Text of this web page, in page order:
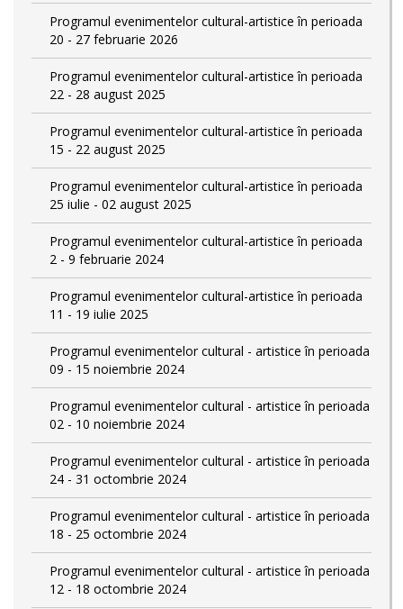
Programul evenimentelor cultural-artistice în perioada
20 - 27 februarie 2026
Programul evenimentelor cultural-artistice în perioada
22 - 28 august 2025
Programul evenimentelor cultural-artistice în perioada
15 - 22 august 2025
Programul evenimentelor cultural-artistice în perioada
25 iulie - 02 august 2025
Programul evenimentelor cultural-artistice în perioada
2 - 9 februarie 2024
Programul evenimentelor cultural-artistice în perioada
11 - 19 iulie 2025
Programul evenimentelor cultural - artistice în perioada
09 - 15 noiembrie 2024
Programul evenimentelor cultural - artistice în perioada
02 - 10 noiembrie 2024
Programul evenimentelor cultural - artistice în perioada
24 - 31 octombrie 2024
Programul evenimentelor cultural - artistice în perioada
18 - 25 octombrie 2024
Programul evenimentelor cultural - artistice în perioada
12 - 18 octombrie 2024